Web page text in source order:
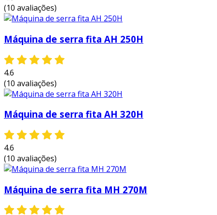
precisão nos cortes:
conhecida por sua capacidade de
que é crucial em trabalhos que exigem um
eficiência:a capacidade de realizar cortes
em alta velocidade permite que a serra fita
aumente a produtividade nas linhas de
produção, otimizando o tempo e
reduzindo custos.
durabilidade:
quando mantidas e escolhidas
apresentam uma durabilidade excelente,
resultando em menos trocas e
interrupções no trabalho.
economia de espaço:
(10 avaliações)
Máquina de serra fita AH 250H
4.6
(10 avaliações)
Máquina de serra fita AH 320H
4.6
(10 avaliações)
Máquina de serra fita MH 270M